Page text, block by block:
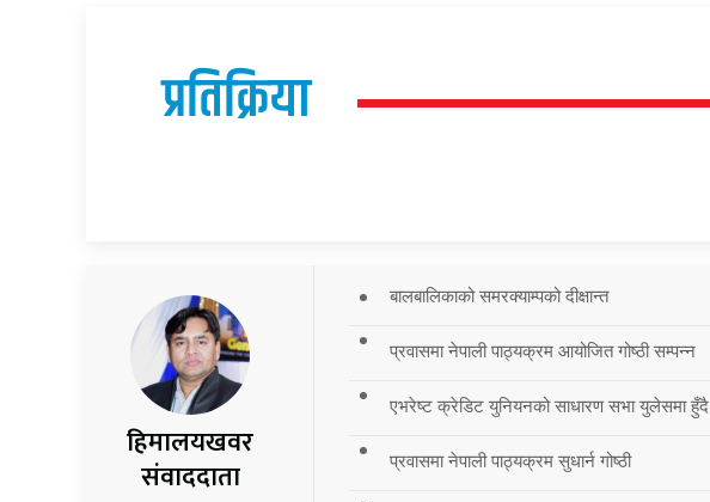
प्रतिक्रिया
हिमालयखवर
संवाददाता
बालबालिकाको समरक्याम्पको दीक्षान्त
प्रवासमा नेपाली पाठ्यक्रम आयोजित गोष्ठी सम्पन्न
एभरेष्ट क्रेडिट युनियनको साधारण सभा युलेसमा हुँदै
प्रवासमा नेपाली पाठ्यक्रम सुधार्न गोष्ठी